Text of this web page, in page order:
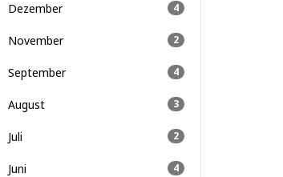
Dezember 4
November 2
September 4
August 3
Juli 2
Juni 4